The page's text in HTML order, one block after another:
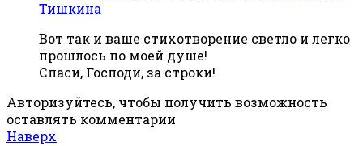
Тишкина
Вот так и ваше стихотворение светло и легко
прошлось по моей душе!
Спаси, Господи, за строки!
Авторизуйтесь, чтобы получить возможность
оставлять комментарии
Наверх